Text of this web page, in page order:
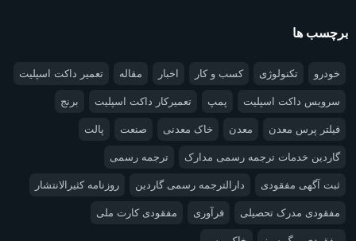
برچسب ها
خودرو تکنولوژی کسب و کار اخبار مقاله تعمیر داکت اسپلیت
سرویس داکت اسپلیت پمپ تعمیرکار داکت اسپلیت برنج
فیلتر پرس معدن معدن خاک معدنی صنعت پالت
گاردین خدمات ترجمه رسمی مدارک ترجمه رسمی
ثبت آگهی مفقودی دارالترجمه رسمی گاردین روزنامه کثیرالانتشار
مفقودی مدرک تحصیلی فرآوری مفقودی کارت ملی